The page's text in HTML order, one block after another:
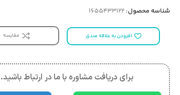
شناسه محصول: 1655433122
افزودن به علاقه مندی مقایسه
برای دریافت مشاوره با ما در ارتباط باشید.